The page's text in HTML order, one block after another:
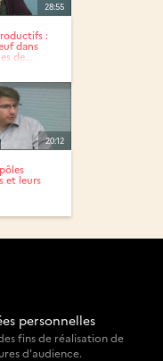
28:55
:
dans
de...
20:12
et leurs
personnelles
fins de réalisation de
d'audience.